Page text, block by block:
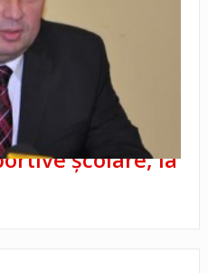
finalele
şcolare, la